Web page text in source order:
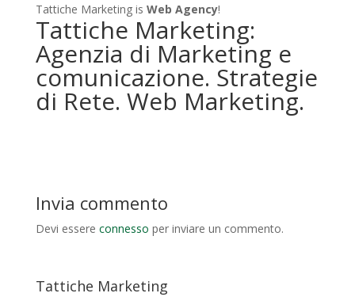
Tattiche Marketing is Web Agency!
Tattiche Marketing:
Agenzia di Marketing e
comunicazione. Strategie
di Rete. Web Marketing.
Invia commento
Devi essere connesso per inviare un commento.
Tattiche Marketing